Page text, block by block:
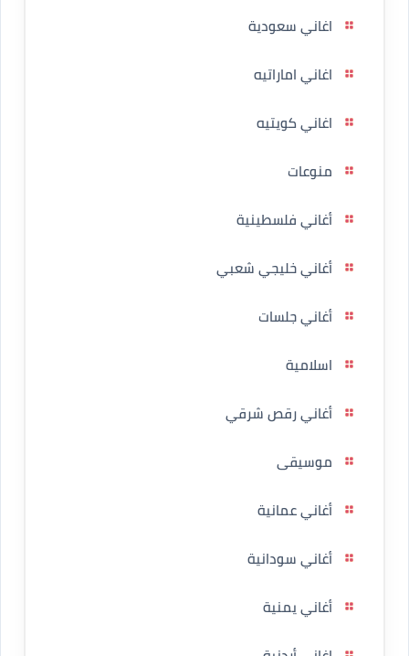
اغاني سعودية
اغاني اماراتيه
اغاني كويتيه
منوعات
أغاني فلسطينية
أغاني خليجي شعبي
أغاني جلسات
اسلامية
أغاني رقص شرقي
موسيقى
أغاني عمانية
أغاني سودانية
أغاني يمنية